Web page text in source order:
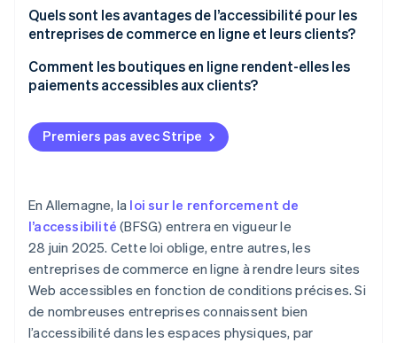
BFSG
Navigation
Contraste et lisibilité
Conception réactive
Formulaires et traitement des paiements
Restriction du contenu animé
Messages d’erreur et conseils d’utilisation
Essai avec des technologies d’assistance
Fonction de rétroaction
Quels sont les avantages de l’accessibilité pour les
entreprises de commerce en ligne et leurs clients?
Avantages pour les entreprises de commerce en
ligne
Avantages pour les clients
Comment les boutiques en ligne rendent-elles les
paiements accessibles aux clients?
Optimisation de l’interface utilisateur
Conception réactive
Accessibilité du clavier
Différentes possibilités de paiement
Premiers pas avec Stripe
En Allemagne, la loi sur le renforcement de
l’accessibilité (BFSG) entrera en vigueur le
28 juin 2025. Cette loi oblige, entre autres, les
entreprises de commerce en ligne à rendre leurs sites
Web accessibles en fonction de conditions précises. Si
de nombreuses entreprises connaissent bien
l’accessibilité dans les espaces physiques, par